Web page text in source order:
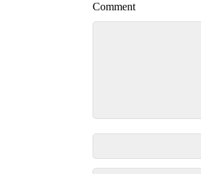
Comment